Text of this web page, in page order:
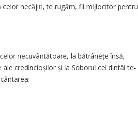
necăjiți, te rugăm, fii mijlocitor pentru
necuvântătoare, la bătrânețe însă,
credincioșilor și la Soborul cel dintâi te-